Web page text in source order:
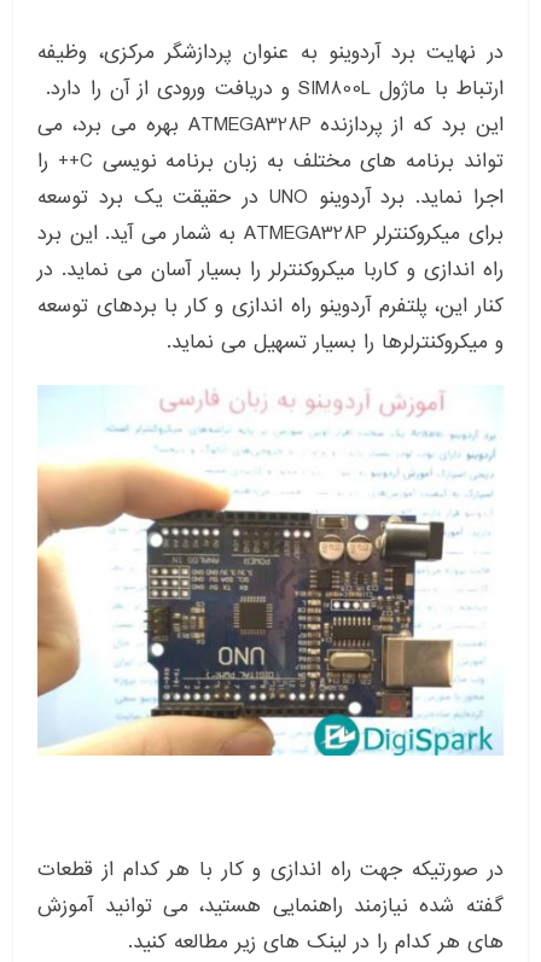
در نهایت برد آردوینو به عنوان پردازشگر مرکزی، وظیفه
ارتباط با ماژول SIM800L و دریافت ورودی از آن را دارد.
این برد که از پردازنده ATMEGA328P بهره می برد، می
تواند برنامه های مختلف به زبان برنامه نویسی C++ را
اجرا نماید. برد آردوینو UNO در حقیقت یک برد توسعه
برای میکروکنترلر ATMEGA328P به شمار می آید. این برد
راه اندازی و کاربا میکروکنترلر را بسیار آسان می نماید. در
کنار این، پلتفرم آردوینو راه اندازی و کار با بردهای توسعه
و میکروکنترلرها را بسیار تسهیل می نماید.
در صورتیکه جهت راه اندازی و کار با هر کدام از قطعات
گفته شده نیازمند راهنمایی هستید، می توانید آموزش
های هر کدام را در لینک های زیر مطالعه کنید.